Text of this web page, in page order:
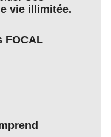
vie illimitée.
FOCAL